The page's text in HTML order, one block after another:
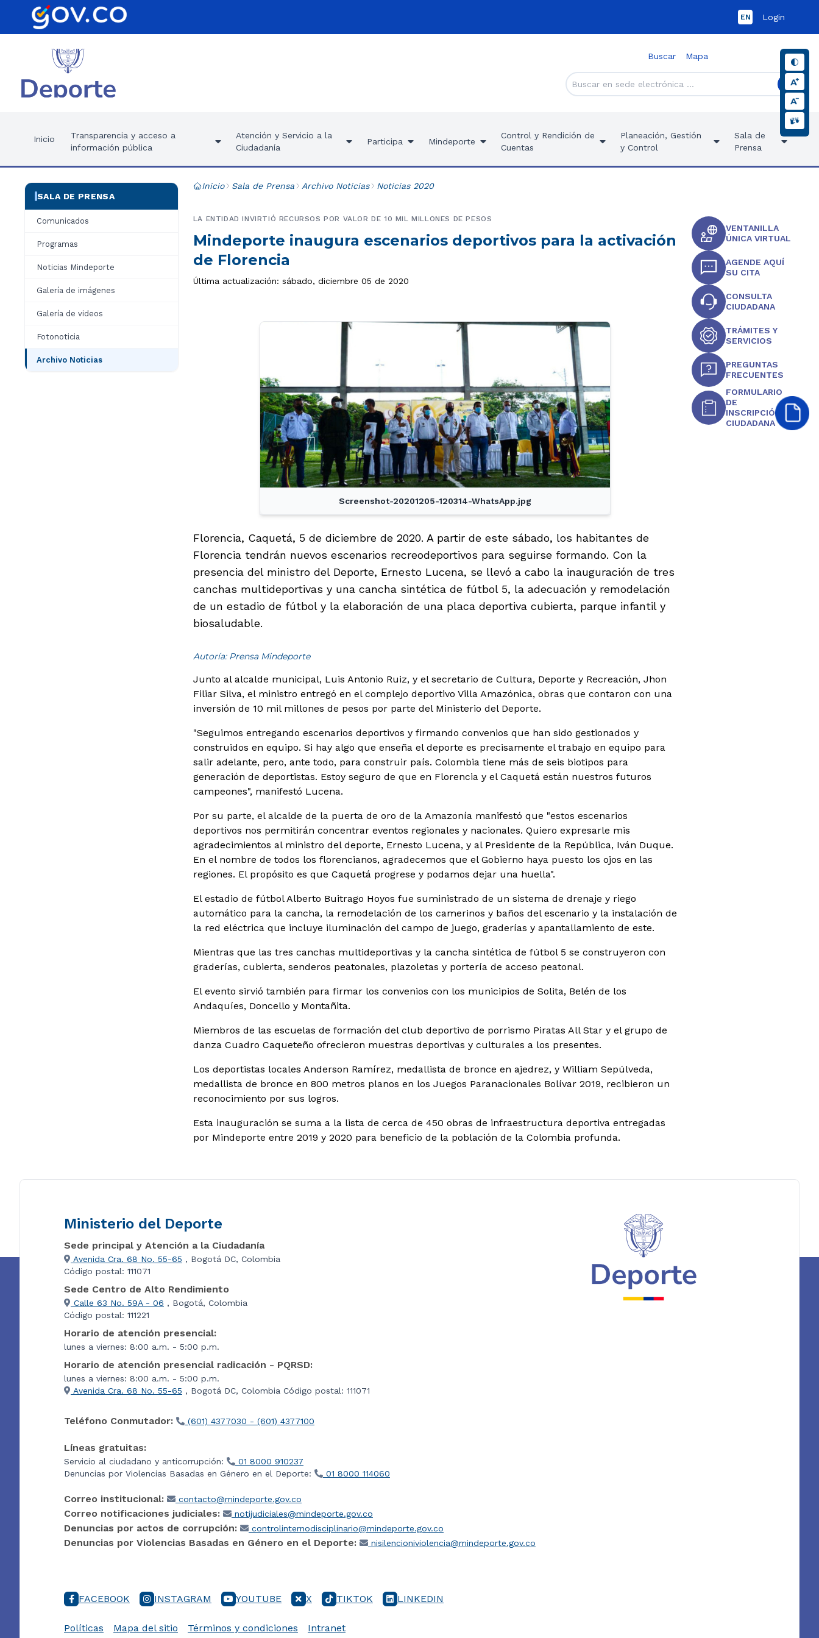
EN Login
Buscar Mapa
Inicio
Transparencia y acceso a
información pública
Atención y Servicio a la
Ciudadanía
Participa Mindeporte
Control y Rendición de
Cuentas
Planeación, Gestión
y Control
Sala de
Prensa
SALA DE PRENSA
Comunicados
Programas
Noticias Mindeporte
Galería de imágenes
Galería de videos
Fotonoticia
Archivo Noticias
Inicio Sala de Prensa Archivo Noticias Noticias 2020
Mindeporte inaugura escenarios deportivos para la activación
de Florencia
LA ENTIDAD INVIRTIÓ RECURSOS POR VALOR DE 10 MIL MILLONES DE PESOS
Última actualización: sábado, diciembre 05 de 2020
Screenshot-20201205-120314-WhatsApp.jpg
Florencia, Caquetá, 5 de diciembre de 2020. A partir de este sábado, los habitantes de
Florencia tendrán nuevos escenarios recreodeportivos para seguirse formando. Con la
presencia del ministro del Deporte, Ernesto Lucena, se llevó a cabo la inauguración de tres
canchas multideportivas y una cancha sintética de fútbol 5, la adecuación y remodelación
de un estadio de fútbol y la elaboración de una placa deportiva cubierta, parque infantil y
biosaludable.
Autoría: Prensa Mindeporte
Junto al alcalde municipal, Luis Antonio Ruiz, y el secretario de Cultura, Deporte y Recreación, Jhon
Filiar Silva, el ministro entregó en el complejo deportivo Villa Amazónica, obras que contaron con una
inversión de 10 mil millones de pesos por parte del Ministerio del Deporte.
"Seguimos entregando escenarios deportivos y firmando convenios que han sido gestionados y
construidos en equipo. Si hay algo que enseña el deporte es precisamente el trabajo en equipo para
salir adelante, pero, ante todo, para construir país. Colombia tiene más de seis biotipos para
generación de deportistas. Estoy seguro de que en Florencia y el Caquetá están nuestros futuros
campeones", manifestó Lucena.
Por su parte, el alcalde de la puerta de oro de la Amazonía manifestó que "estos escenarios
deportivos nos permitirán concentrar eventos regionales y nacionales. Quiero expresarle mis
agradecimientos al ministro del deporte, Ernesto Lucena, y al Presidente de la República, Iván Duque.
En el nombre de todos los florencianos, agradecemos que el Gobierno haya puesto los ojos en las
regiones. El propósito es que Caquetá progrese y podamos dejar una huella".
El estadio de fútbol Alberto Buitrago Hoyos fue suministrado de un sistema de drenaje y riego
automático para la cancha, la remodelación de los camerinos y baños del escenario y la instalación de
la red eléctrica que incluye iluminación del campo de juego, graderías y apantallamiento de este.
Mientras que las tres canchas multideportivas y la cancha sintética de fútbol 5 se construyeron con
graderías, cubierta, senderos peatonales, plazoletas y portería de acceso peatonal.
El evento sirvió también para firmar los convenios con los municipios de Solita, Belén de los
Andaquíes, Doncello y Montañita.
Miembros de las escuelas de formación del club deportivo de porrismo Piratas All Star y el grupo de
danza Cuadro Caqueteño ofrecieron muestras deportivas y culturales a los presentes.
Los deportistas locales Anderson Ramírez, medallista de bronce en ajedrez, y William Sepúlveda,
medallista de bronce en 800 metros planos en los Juegos Paranacionales Bolívar 2019, recibieron un
reconocimiento por sus logros.
Esta inauguración se suma a la lista de cerca de 450 obras de infraestructura deportiva entregadas
por Mindeporte entre 2019 y 2020 para beneficio de la población de la Colombia profunda.
VENTANILLA
ÚNICA VIRTUAL
AGENDE AQUÍ
SU CITA
CONSULTA
CIUDADANA
TRÁMITES Y
SERVICIOS
PREGUNTAS
FRECUENTES
FORMULARIO
DE
INSCRIPCIÓN
CIUDADANA
Ministerio del Deporte
Sede principal y Atención a la Ciudadanía
Avenida Cra. 68 No. 55-65 , Bogotá DC, Colombia
Código postal: 111071
Sede Centro de Alto Rendimiento
Calle 63 No. 59A - 06 , Bogotá, Colombia
Código postal: 111221
Horario de atención presencial:
lunes a viernes: 8:00 a.m. - 5:00 p.m.
Horario de atención presencial radicación - PQRSD:
lunes a viernes: 8:00 a.m. - 5:00 p.m.
Avenida Cra. 68 No. 55-65 , Bogotá DC, Colombia Código postal: 111071
Teléfono Conmutador: (601) 4377030 - (601) 4377100
Líneas gratuitas:
Servicio al ciudadano y anticorrupción:
01 8000 910237
Denuncias por Violencias Basadas en Género en el Deporte:
01 8000 114060
Correo institucional: contacto@mindeporte.gov.co
Correo notificaciones judiciales: notijudiciales@mindeporte.gov.co
Denuncias por actos de corrupción: controlinternodisciplinario@mindeporte.gov.co
Denuncias por Violencias Basadas en Género en el Deporte: nisilencioniviolencia@mindeporte.gov.co
FACEBOOK INSTAGRAM YOUTUBE X TIKTOK LINKEDIN
Políticas Mapa del sitio Términos y condiciones Intranet